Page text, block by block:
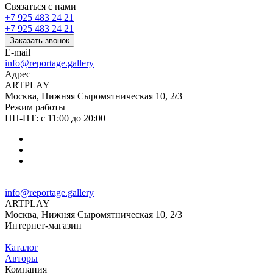
Связаться с нами
+7 925 483 24 21
+7 925 483 24 21
Заказать звонок
E-mail
info@reportage.gallery
Адрес
ARTPLAY
Москва, Нижняя Сыромятническая 10, 2/3
Режим работы
ПН-ПТ: с 11:00 до 20:00
info@reportage.gallery
ARTPLAY
Москва, Нижняя Сыромятническая 10, 2/3
Интернет-магазин
Каталог
Авторы
Компания